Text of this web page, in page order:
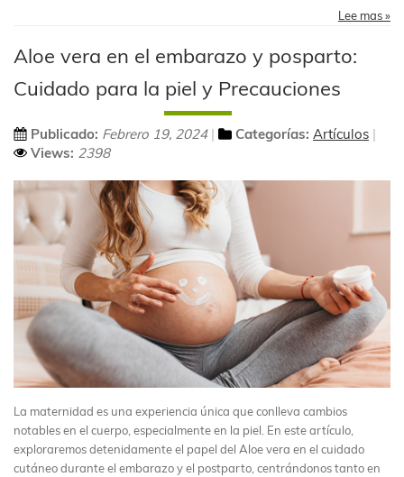
Lee mas »
Aloe vera en el embarazo y posparto:
Cuidado para la piel y Precauciones
Publicado: Febrero 19, 2024 Categorías: Artículos
Views: 2398
La maternidad es una experiencia única que conlleva cambios
notables en el cuerpo, especialmente en la piel. En este artículo,
exploraremos detenidamente el papel del Aloe vera en el cuidado
cutáneo durante el embarazo y el postparto, centrándonos tanto en